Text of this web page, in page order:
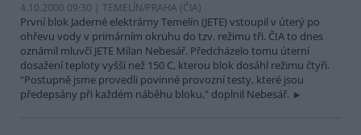
4.10.2000 09:30 | TEMELÍN/PRAHA (ČIA)
První blok Jaderné elektrárny Temelín (JETE) vstoupil v úterý po
ohřevu vody v primárním okruhu do tzv. režimu tři. ČIA to dnes
oznámil mluvčí JETE Milan Nebesář. Předcházelo tomu úterní
dosažení teploty vyšší než 150 C, kterou blok dosáhl režimu čtyři.
"Postupně jsme provedli povinné provozní testy, které jsou
předepsány při každém náběhu bloku," doplnil Nebesář.